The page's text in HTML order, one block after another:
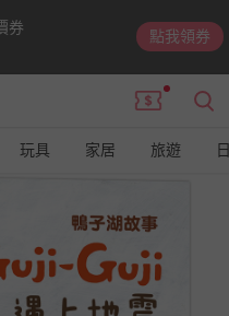
券
點我領券
玩具 家居 旅遊